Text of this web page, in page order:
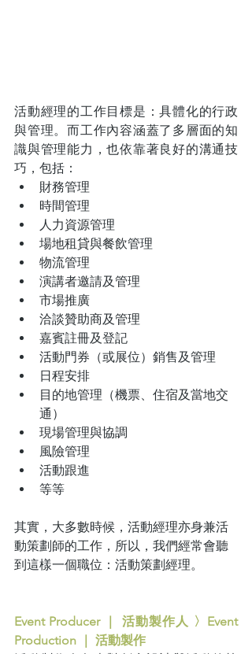
活動經理的工作目標是：具體化的行政
與管理。而工作內容涵蓋了多層面的知
識與管理能力，也依靠著良好的溝通技
巧，包括：
財務管理
時間管理
人力資源管理
場地租貸與餐飲管理
物流管理
演講者邀請及管理
市場推廣
洽談贊助商及管理
嘉賓註冊及登記
活動門券（或展位）銷售及管理
日程安排
目的地管理（機票、住宿及當地交
通）
現場管理與協調
風險管理
活動跟進
等等
其實，大多數時候，活動經理亦身兼活
動策劃師的工作，所以，我們經常會聽
到這樣一個職位：活動策劃經理。
Event Producer ｜ 活動製作人 〉Event
Production ｜ 活動製作